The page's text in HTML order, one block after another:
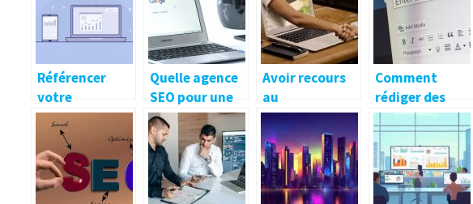
Référencer
votre
entreprise sur
internet, une
bonne
stratégie
marketing
Quelle agence
SEO pour une
bonne
visibilité
digitale de
votre marque?
Avoir recours
au
référencement
, pour quelles
raisons ?
Comment
rédiger des
textes
optimisés pour
le web ?